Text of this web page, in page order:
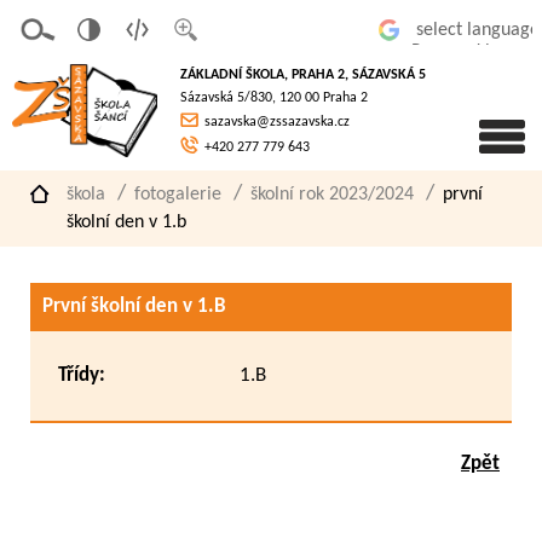
písmo
á
verze
pro
slaboz
raké
ZÁKLADNÍ ŠKOLA, PRAHA 2, SÁZAVSKÁ 5
Sázavská 5/830, 120 00 Praha 2
sazavska@zssazavska.cz
+420 277 779 643
škola fotogalerie školní rok 2023/2024
první
školní den v 1.b
První školní den v 1.B
Třídy: 1.B
Zpět